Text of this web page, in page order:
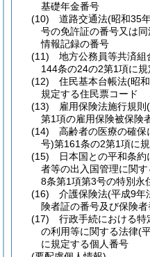
基礎年金番号
(10)
道路交通法(昭和35
号の免許証の番号又は
情報記録の番号
(11)
地方公務員等共済組
144条の24の2第1項に
(12)
住民基本台帳法(昭
規定する住民票コード
(13)
雇用保険法施行規則
第1項の雇用保険被保険
(14)
高齢者の医療の確保
号)第161条の2第1項に
(15)
日本国との平和条
者等の出入国管理に関
8条第1項第3号の特別永
(16)
介護保険法(平成9年
険者証の番号及び保険
(17)
行政手続における
の利用等に関する法律(
に規定する個人番号